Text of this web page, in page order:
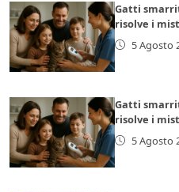
Gatti
risolve i
5 Agosto
Gatti
risolve i
5 Agosto